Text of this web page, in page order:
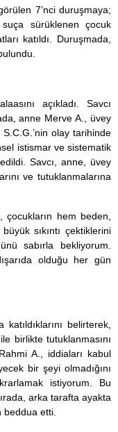
7’nci duruşmaya;
sürüklenen çocuk
katıldı. Duruşmada,
açıkladı. Savcı
anne Merve A., üvey
olay tarihinde
istismar ve sistematik
Savcı, anne, üvey
ve tutuklanmalarına
hem beden,
sıkıntı çektiklerini
sabırla bekliyorum.
olduğu her gün
belirterek,
birlikte tutuklanmasını
A., iddiaları kabul
bir şeyi olmadığını
istiyorum. Bu
arka tarafta ayakta
beddua etti.